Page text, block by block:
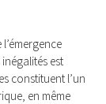
est
constituent l’un
en même